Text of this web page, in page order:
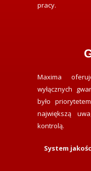
pracy.
Maxima
wyłącznych
było
największą
kontrolą.
System